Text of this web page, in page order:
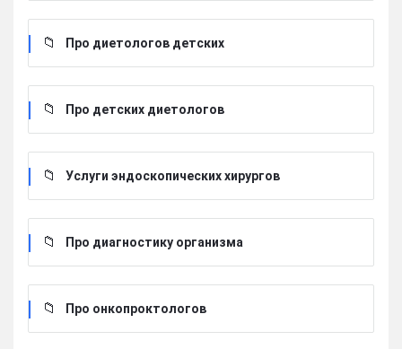
Про диетологов детских
Про детских диетологов
Услуги эндоскопических хирургов
Про диагностику организма
Про онкопроктологов